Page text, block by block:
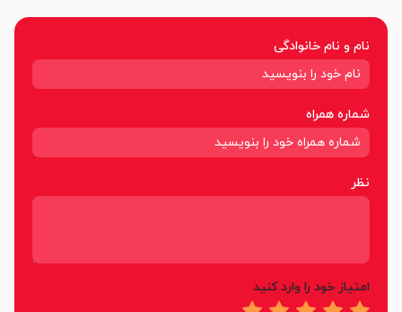
نام و نام خانوادگی
شماره همراه
نظر
امتیاز خود را وارد کنید